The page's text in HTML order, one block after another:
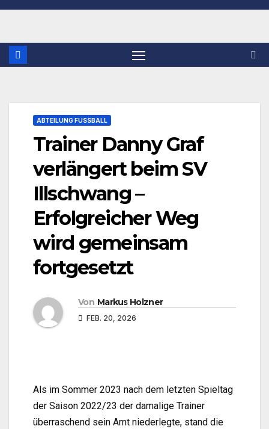
ABTEILUNG FUSSBALL
Trainer Danny Graf
verlängert beim SV
Illschwang –
Erfolgreicher Weg
wird gemeinsam
fortgesetzt
Von Markus Holzner
FEB. 20, 2026
Als im Sommer 2023 nach dem letzten Spieltag
der Saison 2022/23 der damalige Trainer
überraschend sein Amt niederlegte, stand die